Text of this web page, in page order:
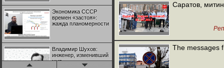
Экономика СССР
времен «застоя»:
жажда планомерности
Владимир Шухов:
инженер, изменивший
мир
Саратов,
The messages